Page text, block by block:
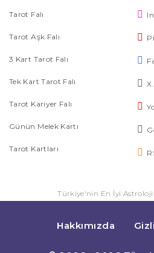
Tarot Falı
Tarot Aşk Falı
3 Kart Tarot Falı
Tek Kart Tarot Falı
Tarot Kariyer Falı
Günün Melek Kartı
Tarot Kartları
Türkiye'nin En İyi Astroloji
Hakkımızda